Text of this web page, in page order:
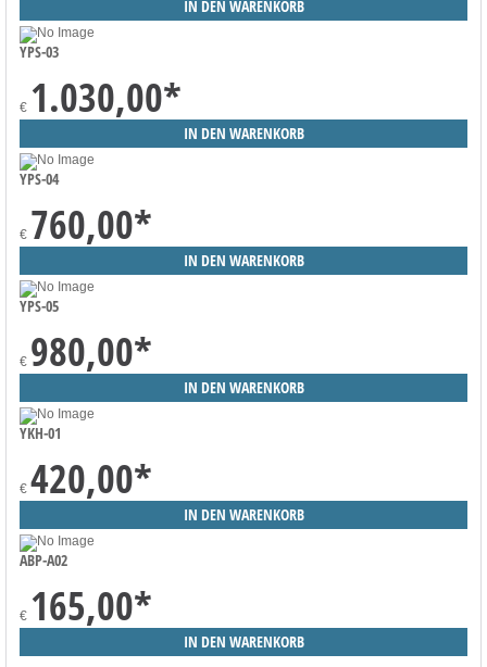
YPS-03
€ 1.030,00*
YPS-04
€ 760,00*
YPS-05
€ 980,00*
YKH-01
€ 420,00*
ABP-A02
€ 165,00*